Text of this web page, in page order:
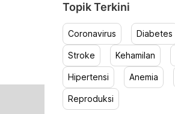
Topik Terkini
Coronavirus Diabetes
Stroke Kehamilan
Hipertensi Anemia
Reproduksi